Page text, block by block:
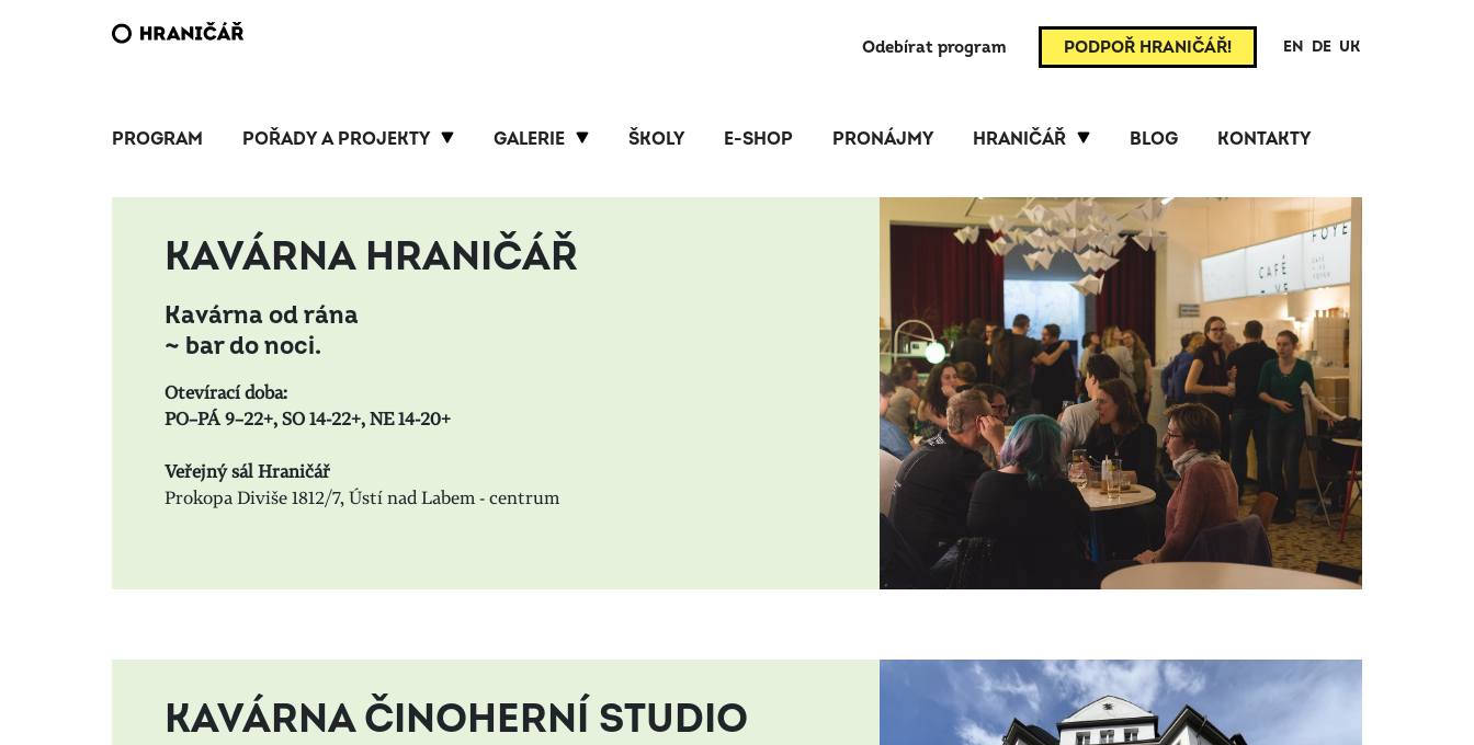
Odebírat program PODPOŘ HRANIČÁŘ! EN DE UK
PROGRAM POŘADY A PROJEKTY GALERIE ŠKOLY E-SHOP PRONÁJMY HRANIČÁŘ BLOG KONTAKTY
KAVÁRNA HRANIČÁŘ
Kavárna od rána
~ bar do noci.
Otevírací doba:
PO–PÁ 9–22+, SO 14-22+, NE 14-20+
Veřejný sál Hraničář
Prokopa Diviše 1812/7, Ústí nad Labem - centrum
KAVÁRNA ČINOHERNÍ STUDIO